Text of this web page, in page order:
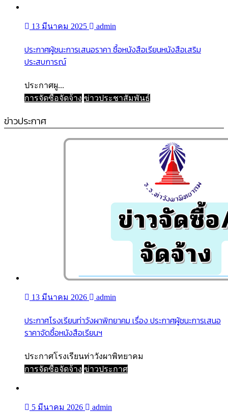
13 มีนาคม 2025 admin
ประกาศผู้ชนะการเสนอราคา ซื้อหนังสือเรียนหนังสือเสริม
ประสบการณ์
ประกาศผู...
การจัดซื้อจัดจ้าง ข่าวประชาสัมพันธ์
ข่าวประกาศ
13 มีนาคม 2026 admin
ประกาศโรงเรียนท่าวังผาพิทยาคม เรื่อง ประกาศผู้ชนะการเสนอ
ราคาจัดซื้อหนังสือเรียนฯ
ประกาศโรงเรียนท่าวังผาพิทยาคม
การจัดซื้อจัดจ้าง ข่าวประกาศ
5 มีนาคม 2026 admin